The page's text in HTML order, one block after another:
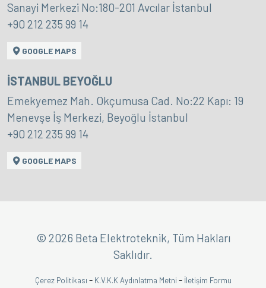
Sanayi Merkezi No:180-201 Avcılar İstanbul
+90 212 235 99 14
GOOGLE MAPS
İSTANBUL BEYOĞLU
Emekyemez Mah. Okçumusa Cad. No:22 Kapı: 19
Menevşe İş Merkezi, Beyoğlu İstanbul
+90 212 235 99 14
GOOGLE MAPS
© 2026 Beta Elektroteknik, Tüm Hakları
Saklıdır.
Çerez Politikası - K.V.K.K Aydınlatma Metni - İletişim Formu